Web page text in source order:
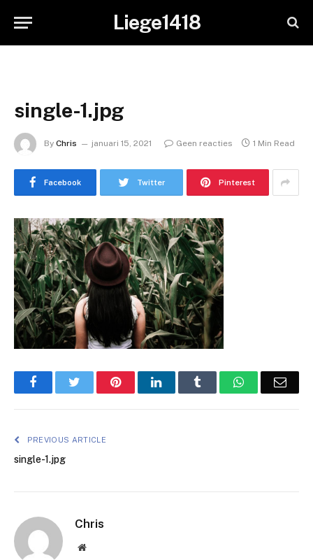
Liege1418
single-1.jpg
By Chris januari 15, 2021 Geen reacties 1 Min Read
Facebook Twitter Pinterest
FacebookTwitter PinterestLinkedIn Tumblr WhatsApp
PREVIOUS ARTICLE
single-1.jpg
Chris
Website